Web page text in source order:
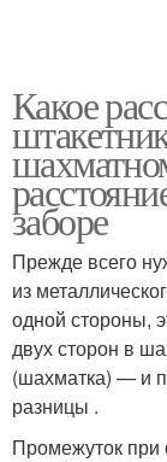
Какое
заборе
Прежде всего
из
одной стороны,
двух сторон в
(шахматка) — и
разницы .
Промежуток при